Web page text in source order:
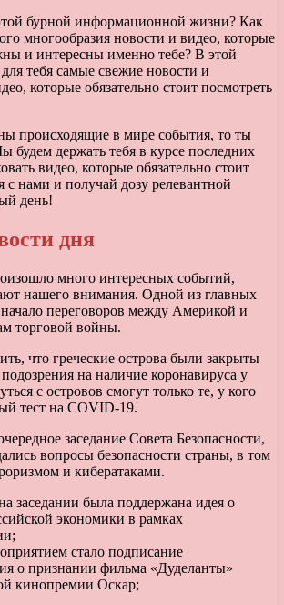
бурной информационной жизни? Как
многообразия новости и видео, которые
и интересны именно тебе? В этой
тебя самые свежие новости и
которые обязательно стоит посмотреть
происходящие в мире события, то ты
будем держать тебя в курсе последних
видео, которые обязательно стоит
с нами и получай дозу релевантной
день!
дня
много интересных событий,
нашего внимания. Одной из главных
начало переговоров между Америкой и
торговой войны.
что греческие острова были закрыты
подозрения на наличие коронавируса у
с островов смогут только те, у кого
тест на COVID-19.
заседание Совета Безопасности,
вопросы безопасности страны, в том
и кибератаками.
заседании была поддержана идея о
экономики в рамках
стало подписание
о признании фильма «Дуделанты»
кинопремии Оскар;